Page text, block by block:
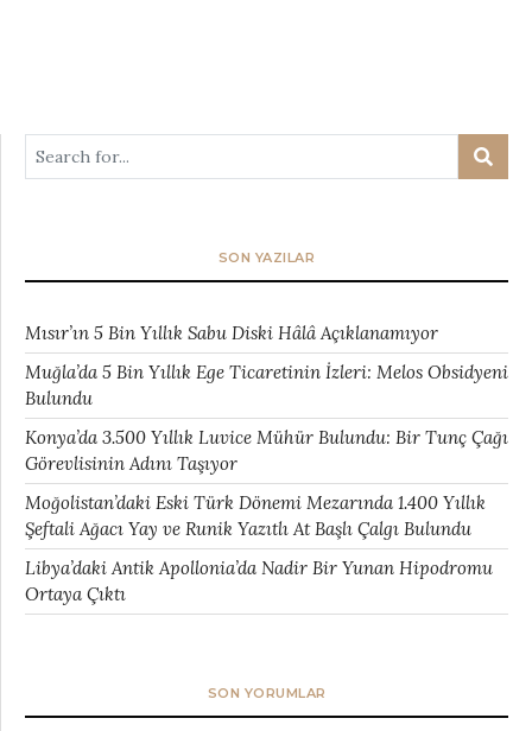
SON YAZILAR
Mısır’ın 5 Bin Yıllık Sabu Diski Hâlâ Açıklanamıyor
Muğla’da 5 Bin Yıllık Ege Ticaretinin İzleri: Melos Obsidyeni
Bulundu
Konya’da 3.500 Yıllık Luvice Mühür Bulundu: Bir Tunç Çağı
Görevlisinin Adını Taşıyor
Moğolistan’daki Eski Türk Dönemi Mezarında 1.400 Yıllık
Şeftali Ağacı Yay ve Runik Yazıtlı At Başlı Çalgı Bulundu
Libya’daki Antik Apollonia’da Nadir Bir Yunan Hipodromu
Ortaya Çıktı
SON YORUMLAR